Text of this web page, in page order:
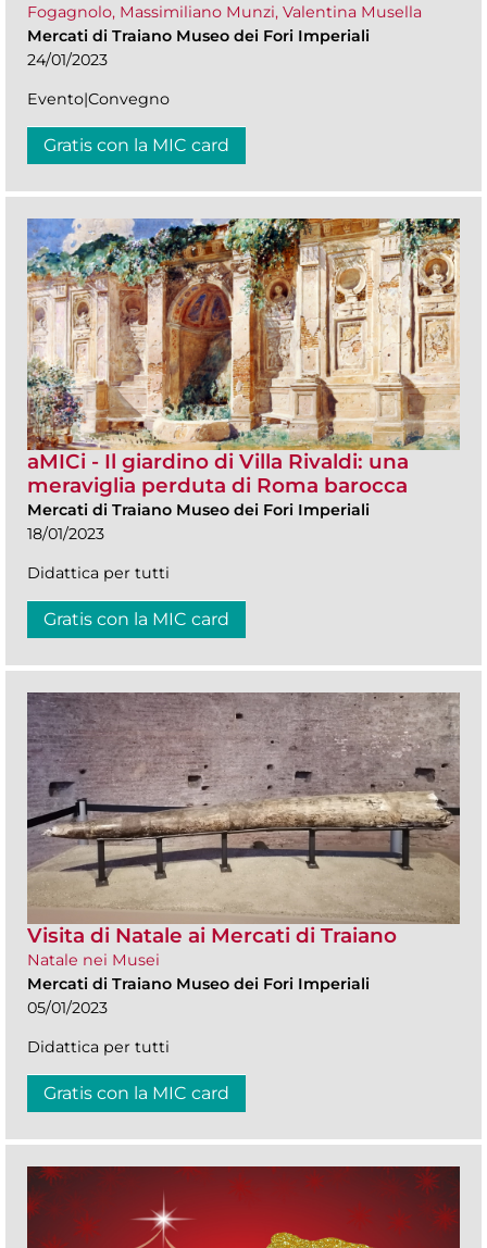
Fogagnolo, Massimiliano Munzi, Valentina Musella
Mercati di Traiano Museo dei Fori Imperiali
24/01/2023
Evento|Convegno
Gratis con la MIC card
aMICi - Il giardino di Villa Rivaldi: una
meraviglia perduta di Roma barocca
Mercati di Traiano Museo dei Fori Imperiali
18/01/2023
Didattica per tutti
Gratis con la MIC card
Visita di Natale ai Mercati di Traiano
Natale nei Musei
Mercati di Traiano Museo dei Fori Imperiali
05/01/2023
Didattica per tutti
Gratis con la MIC card